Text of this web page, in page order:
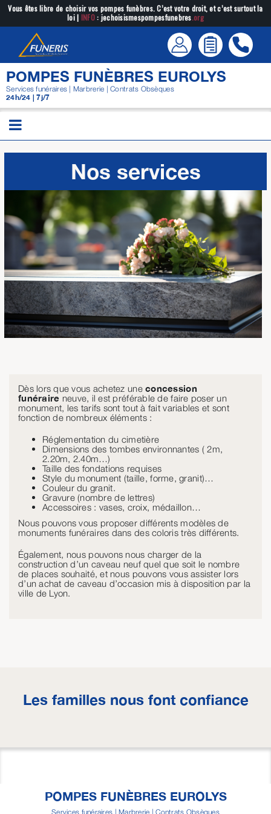
Passer
contenu
Vous êtes libre de choisir vos pompes funèbres. C’est votre droit, et c’est surtout la
loi | INFO: jechoisismespompesfunebres.org
POMPES FUNÈBRES EUROLYS
Services funéraires | Marbrerie | Contrats Obsèques
24h/24 | 7j/7
Nos services
Dès lors que vous achetez uneconcession
funéraire neuve, il est préférable de faire poser un
monument, les tarifs sont tout à fait variables et sont
fonction de nombreux éléments :
Réglementation du cimetière
Dimensions des tombes environnantes ( 2m,
2.20m, 2.40m…)
Taille des fondations requises
Style du monument (taille, forme, granit)…
Couleur du granit.
Gravure (nombre de lettres)
Accessoires : vases, croix, médaillon…
Nous pouvons vous proposer différents modèles de
monuments funéraires dans des coloris très différents.
Également, nous pouvons nous charger de la
construction d’un caveau neuf quel que soit le nombre
de places souhaité, et nous pouvons vous assister lors
d’un achat de caveau d’occasion mis à disposition par la
ville de Lyon.
Les familles nous font confiance
POMPES FUNÈBRES EUROLYS
Services funéraires | Marbrerie | Contrats Obsèques